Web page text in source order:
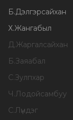
Б.Дэлгэрсайхан
Х.Жангабыл
Д.Жаргалсайхан
Б.Заяабал
С.Зулпхар
Ч.Лодойсамбуу
С.Лүндэг